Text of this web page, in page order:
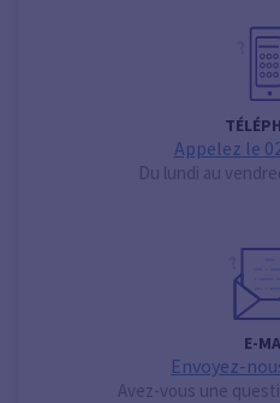
Appelez le
Du lundi au
E-
Envoyez-
Avez-vous une